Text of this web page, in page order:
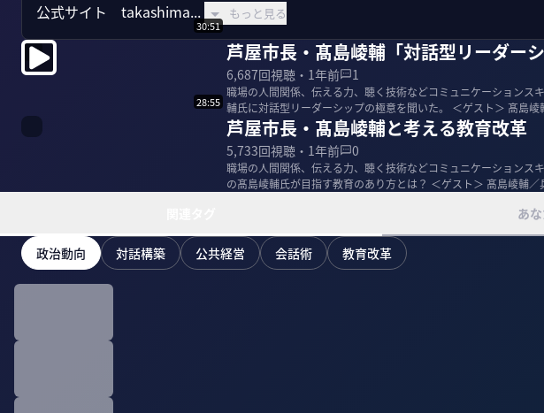
公式サイト　takashima... もっと見る
30:51
芦屋市長・髙島崚輔「対話型リーダーシ
6,687回視聴・ 1年前 1
職場の人間関係、伝える力、聴く技術などコミュニケーションス
輔氏に対話型リーダーシップの極意を聞いた。 ＜ゲスト＞ 髙島崚輔／兵庫県芦屋市長 灘中高→東京大
学→ハーバ...
28:55
芦屋市長・髙島崚輔と考える教育改革
5,733回視聴・ 1年前 0
職場の人間関係、伝える力、聴く技術などコミュニケーションス
の髙島崚輔氏が目指す教育のあり方とは？ ＜ゲスト＞ 髙島崚輔／兵庫県芦屋市長 灘中高→東京大学→
あ
政治動向 対話構築 公共経営 会話術 教育改革